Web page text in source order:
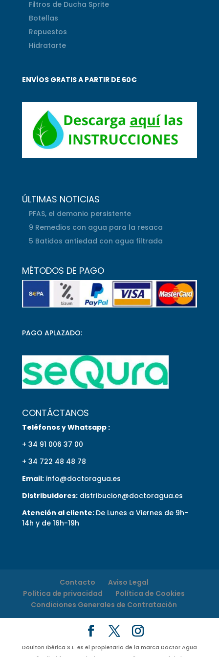
Filtros de Ducha Sprite
Botellas
Repuestos
Hidratarte
ENVÍOS GRATIS A PARTIR DE 60€
ÚLTIMAS NOTICIAS
PFAS, el demonio persistente
9 Remedios con agua para la resaca
5 Batidos antiedad con agua filtrada
MÉTODOS DE PAGO
PAGO APLAZADO:
CONTÁCTANOS
Teléfonos y Whatsapp :
+ 34 91 006 37 00
+ 34 722 48 48 78
Email:info@doctoragua.es
Distribuidores:distribucion@doctoragua.es
Atención al cliente: De Lunes a Viernes de 9h-
14h y de 16h-19h
Contacto
Aviso Legal
Política de privacidad
Política de Cookies
Condiciones Generales de Contratación
Doulton Ibérica S.L. es el propietario de la marca Doctor Agua